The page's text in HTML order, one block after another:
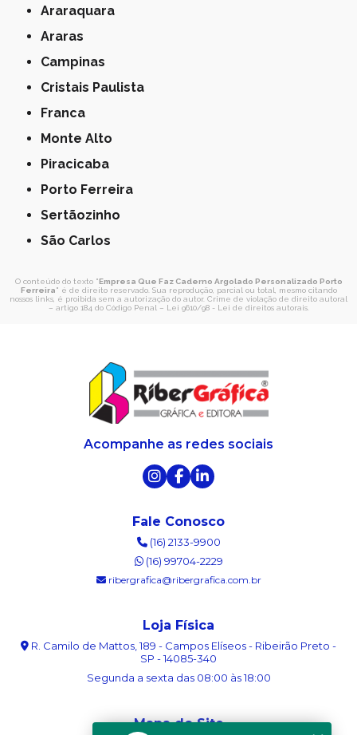
Araraquara
Araras
Campinas
Cristais Paulista
Franca
Monte Alto
Piracicaba
Porto Ferreira
Sertãozinho
São Carlos
O conteúdo do texto "Empresa Que Faz Caderno Argolado Personalizado Porto
Ferreira" é de direito reservado. Sua reprodução, parcial ou total, mesmo citando
nossos links, é proibida sem a autorização do autor. Crime de violação de direito autoral
– artigo 184 do Código Penal – Lei 9610/98 - Lei de direitos autorais.
Acompanhe as redes sociais
Fale Conosco
(16) 2133-9900
(16) 99704-2229
ribergrafica@ribergrafica.com.br
Loja Física
R. Camilo de Mattos, 189 - Campos Elíseos - Ribeirão Preto -
SP - 14085-340
Segunda a sexta das 08:00 às 18:00
Mapa do Site